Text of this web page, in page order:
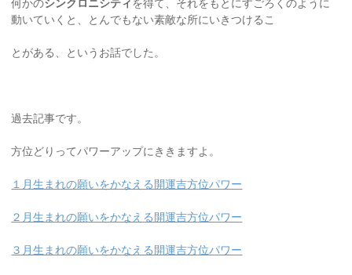
何かのシンクロニシティを得て、それをもとにすごろくのように
動いていくと、とんでもない素敵な所にいきつけるこ
とがある、というお話でした。
過去記事です。
方位どりってパワーアップにききますよ。
１月生まれの願いをかなえる開運吉方位パワー
２月生まれの願いをかなえる開運吉方位パワー
３月生まれの願いをかなえる開運吉方位パワー